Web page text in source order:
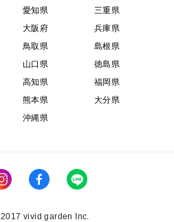
愛知県
三重県
大阪府
兵庫県
鳥取県
島根県
山口県
徳島県
高知県
福岡県
熊本県
大分県
沖縄県
vivid garden Inc.